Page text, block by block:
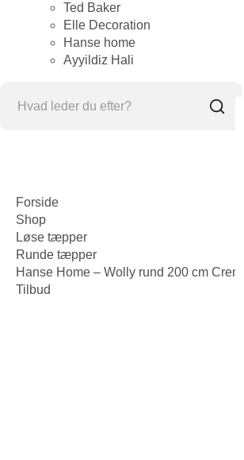
Ted Baker
Elle Decoration
Hanse home
Ayyildiz Hali
Forside
Shop
Løse tæpper
Runde tæpper
Hanse Home – Wolly rund 200 cm Creme
Tilbud